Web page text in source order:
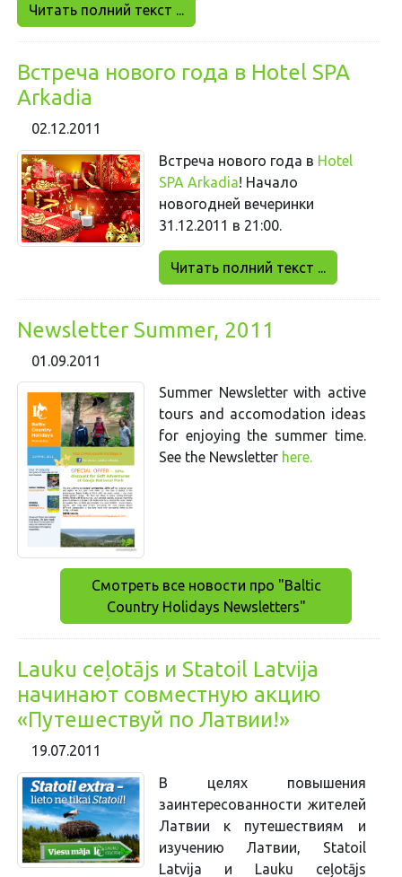
Читать полний текст ...
Встреча нового года в Hotel SPA
Arkadia
02.12.2011
Встреча нового года в Hotel
SPA Arkadia! Начало
новогодней вечеринки
31.12.2011 в 21:00.
Читать полний текст ...
Newsletter Summer, 2011
01.09.2011
Summer Newsletter with active
tours and accomodation ideas
for enjoying the summer time.
See the Newsletter here.
Смотреть все новости про "Baltic
Country Holidays Newsletters"
Lauku ceļotājs и Statoil Latvija
начинают совместную акцию
«Путешествуй по Латвии!»
19.07.2011
В целях повышения
заинтересованности жителей
Латвии к путешествиям и
изучению Латвии, Statoil
Latvija и Lauku ceļotājs